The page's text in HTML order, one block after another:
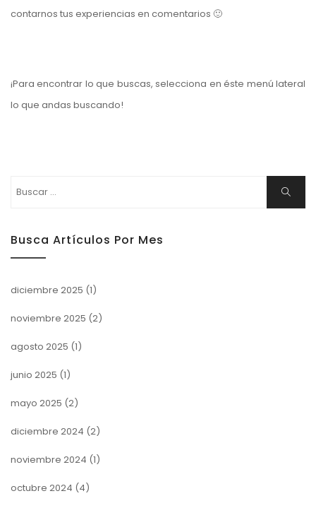
contarnos tus experiencias en comentarios 🙂
¡Para encontrar lo que buscas, selecciona en éste menú lateral
lo que andas buscando!
Buscar: Buscar
Busca Artículos Por Mes
diciembre 2025 (1)
noviembre 2025 (2)
agosto 2025 (1)
junio 2025 (1)
mayo 2025 (2)
diciembre 2024 (2)
noviembre 2024 (1)
octubre 2024 (4)